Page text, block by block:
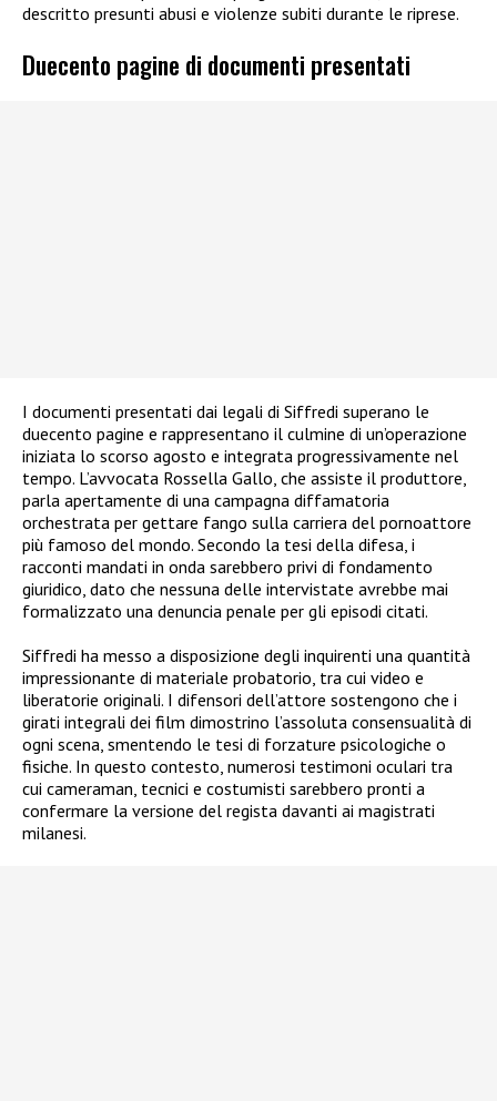
descritto presunti abusi e violenze subiti durante le riprese.
Duecento pagine di documenti presentati
I documenti presentati dai legali di Siffredi superano le
duecento pagine e rappresentano il culmine di un’operazione
iniziata lo scorso agosto e integrata progressivamente nel
tempo. L’avvocata Rossella Gallo, che assiste il produttore,
parla apertamente di una campagna diffamatoria
orchestrata per gettare fango sulla carriera del pornoattore
più famoso del mondo. Secondo la tesi della difesa, i
racconti mandati in onda sarebbero privi di fondamento
giuridico, dato che nessuna delle intervistate avrebbe mai
formalizzato una denuncia penale per gli episodi citati.
Siffredi ha messo a disposizione degli inquirenti una quantità
impressionante di materiale probatorio, tra cui video e
liberatorie originali. I difensori dell’attore sostengono che i
girati integrali dei film dimostrino l’assoluta consensualità di
ogni scena, smentendo le tesi di forzature psicologiche o
fisiche. In questo contesto, numerosi testimoni oculari tra
cui cameraman, tecnici e costumisti sarebbero pronti a
confermare la versione del regista davanti ai magistrati
milanesi.